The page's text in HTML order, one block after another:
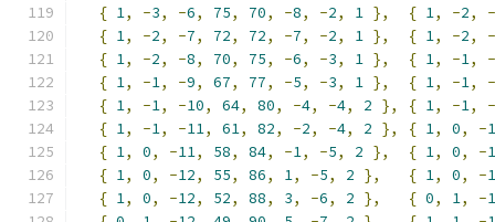
{ 1, -3, -6, 75, 70, -8, -2, 1 }, { 1, -2,
-
{ 1, -2, -7, 72, 72, -7, -2, 1 }, { 1, -2,
-
{ 1, -2, -8, 70, 75, -6, -3, 1 }, { 1, -1,
-
{ 1, -1, -9, 67, 77, -5, -3, 1 }, { 1, -1,
-
{ 1, -1, -10, 64, 80, -4, -4, 2 }, { 1, -1,
-
{ 1, -1, -11, 61, 82, -2, -4, 2 }, { 1, 0, -
{ 1, 0, -11, 58, 84, -1, -5, 2 }, { 1, 0, -
{ 1, 0, -12, 55, 86, 1, -5, 2 }, { 1, 0, -
{ 1, 0, -12, 52, 88, 3, -6, 2 }, { 0, 1, -